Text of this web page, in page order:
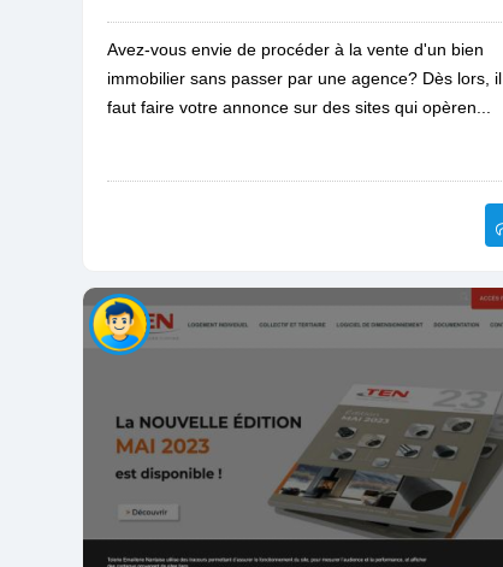
Avez-vous envie de procéder à la vente d'un bien
immobilier sans passer par une agence? Dès lors, il
faut faire votre annonce sur des sites qui opèren...